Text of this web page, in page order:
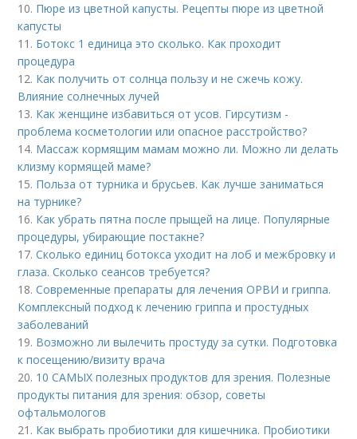
10. Пюре из цветной капусты. Рецепты пюре из цветной
капусты
11. Ботокс 1 единица это сколько. Как проходит
процедура
12. Как получить от солнца пользу и не сжечь кожу.
Влияние солнечных лучей
13. Как женщине избавиться от усов. Гирсутизм -
проблема косметологии или опасное расстройство?
14. Массаж кормящим мамам можно ли. Можно ли делать
клизму кормящей маме?
15. Польза от турника и брусьев. Как лучше заниматься
на турнике?
16. Как убрать пятна после прыщей на лице. Популярные
процедуры, убирающие постакне?
17.Сколько единиц ботокса уходит на лоб и межбровку и
глаза. Сколько сеансов требуется?
18.Современные препараты для лечения ОРВИ и гриппа.
Комплексный подход к лечению гриппа и простудных
заболеваний
19. Возможно ли вылечить простуду за сутки. Подготовка
к посещению/визиту врача
20. 10 САМЫХ полезных продуктов для зрения. Полезные
продукты питания для зрения: обзор, советы
офтальмологов
21. Как выбрать пробиотики для кишечника. Пробиотики